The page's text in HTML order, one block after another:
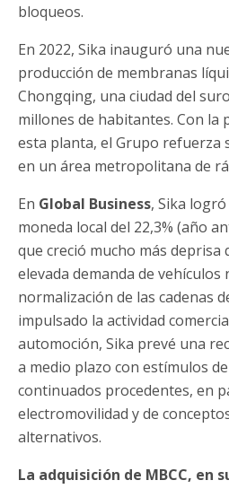
bloqueos.
En 2022, Sika inauguró una
producción de membranas
Chongqing, una ciudad del
millones de habitantes. Con la
esta planta, el Grupo refuerza
en un área metropolitana de
En Global Business, Sika
moneda local del 22,3% (año
que creció mucho más deprisa
elevada demanda de vehículos
normalización de las cadenas
impulsado la actividad
automoción, Sika prevé una
a medio plazo con estímulos
continuados procedentes, en
electromovilidad y de
alternativos.
La adquisición de MBCC, en